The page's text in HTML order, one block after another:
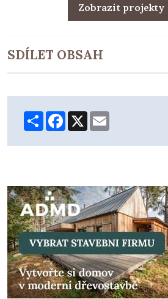
Zobrazit
SDÍLET OBSAH
ShareFacebook
X